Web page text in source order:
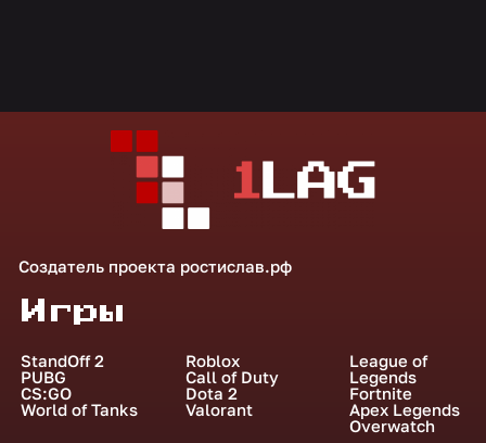
Создатель проекта ростислав.рф
Игры
StandOff 2
PUBG
CS:GO
World of Tanks
Roblox
Call of Duty
Dota 2
Valorant
League of
Legends
Fortnite
Apex Legends
Overwatch